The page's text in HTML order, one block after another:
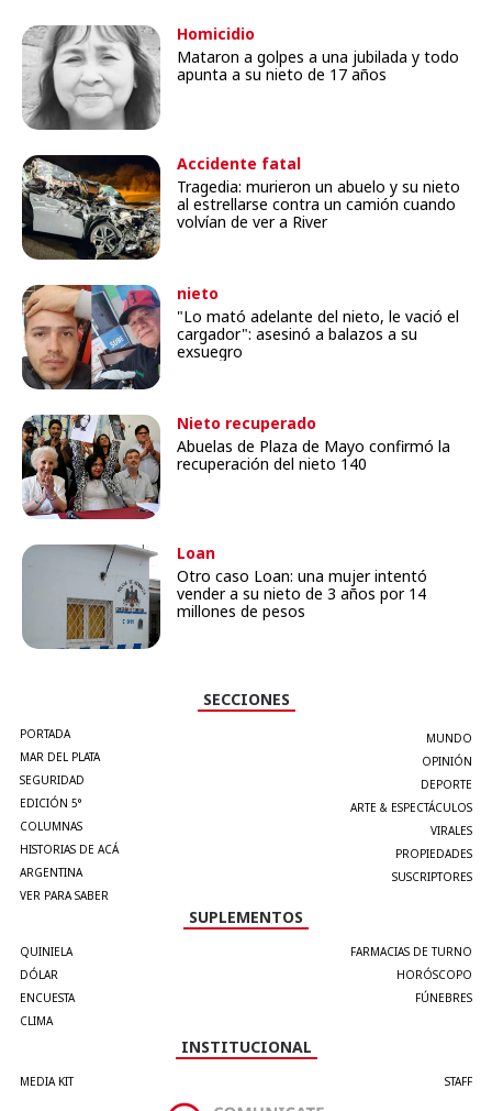
Homicidio
Mataron a golpes a una jubilada y todo
apunta a su nieto de 17 años
Accidente fatal
Tragedia: murieron un abuelo y su nieto
al estrellarse contra un camión cuando
volvían de ver a River
nieto
"Lo mató adelante del nieto, le vació el
cargador": asesinó a balazos a su
exsuegro
Nieto recuperado
Abuelas de Plaza de Mayo confirmó la
recuperación del nieto 140
Loan
Otro caso Loan: una mujer intentó
vender a su nieto de 3 años por 14
millones de pesos
SECCIONES
PORTADA
MAR DEL PLATA
SEGURIDAD
EDICIÓN 5°
COLUMNAS
HISTORIAS DE ACÁ
ARGENTINA
VER PARA SABER
MUNDO
OPINIÓN
DEPORTE
ARTE & ESPECTÁCULOS
VIRALES
PROPIEDADES
SUSCRIPTORES
SUPLEMENTOS
QUINIELA
DÓLAR
ENCUESTA
CLIMA
FARMACIAS DE TURNO
HORÓSCOPO
FÚNEBRES
INSTITUCIONAL
MEDIA KIT STAFF